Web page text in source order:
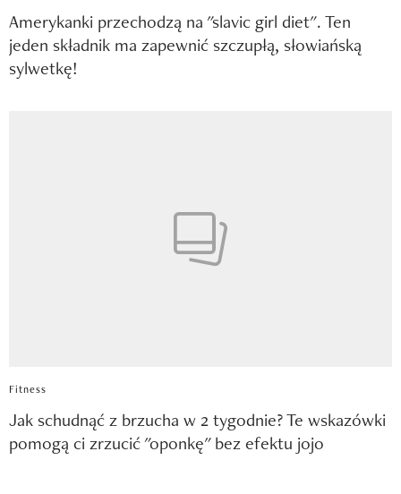
Amerykanki przechodzą na "slavic girl diet". Ten
jeden składnik ma zapewnić szczupłą, słowiańską
sylwetkę!
Fitness
Jak schudnąć z brzucha w 2 tygodnie? Te wskazówki
pomogą ci zrzucić "oponkę" bez efektu jojo